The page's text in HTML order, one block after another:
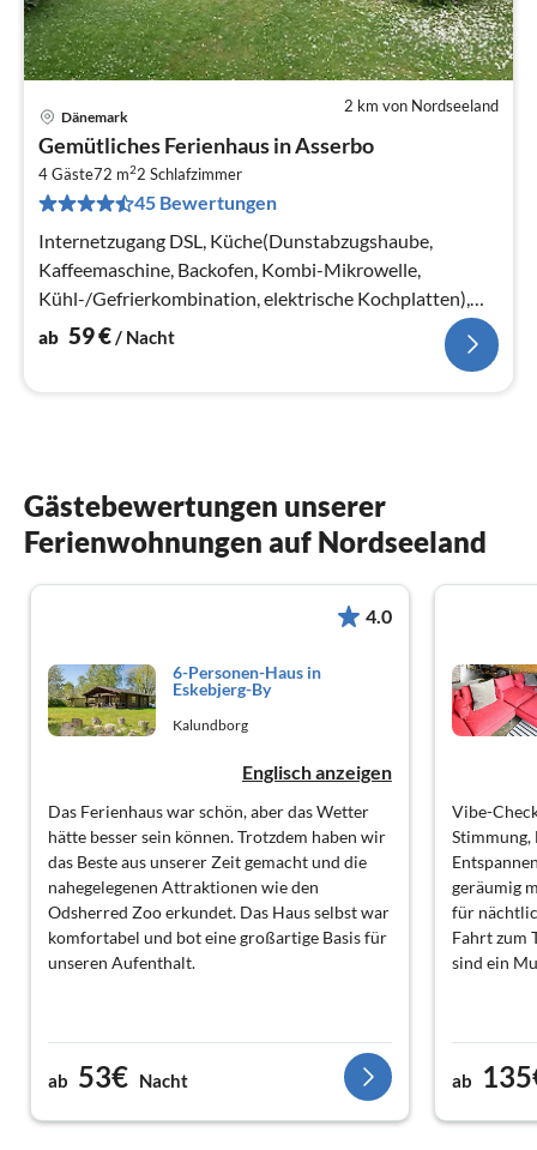
2 km von Nordseeland
Dänemark
Gemütliches Ferienhaus in Asserbo
4 Gäste72 m22 Schlafzimmer
45 Bewertungen
Internetzugang DSL, Küche(Dunstabzugshaube,
Kaffeemaschine, Backofen, Kombi-Mikrowelle,
Kühl-/Gefrierkombination, elektrische Kochplatten),
Wohn-/Schlafzimmer(TV, Herd(Holz))
ab 59€/ Nacht
Gästebewertungen unserer
Ferienwohnungen auf Nordseeland
4.0
6-Personen-Haus in
Eskebjerg-By
Kalundborg
Englisch anzeigen
Das Ferienhaus war schön, aber das Wetter
hätte besser sein können. Trotzdem haben wir
das Beste aus unserer Zeit gemacht und die
nahegelegenen Attraktionen wie den
Odsherred Zoo erkundet. Das Haus selbst war
komfortabel und bot eine großartige Basis für
unseren Aufenthalt.
ab 53€ Nacht
Vibe-
geräumig
für
Fahrt zum
sind ein
ab